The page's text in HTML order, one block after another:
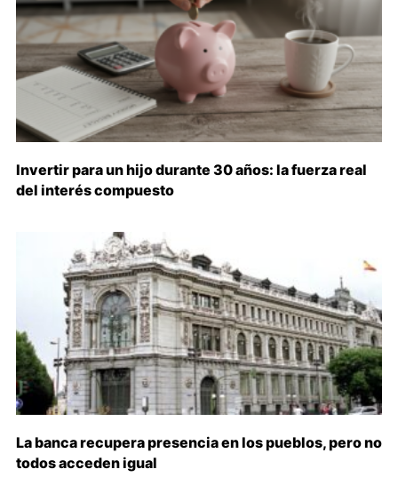
Invertir para un hijo durante 30 años: la fuerza real
del interés compuesto
La banca recupera presencia en los pueblos, pero no
todos acceden igual